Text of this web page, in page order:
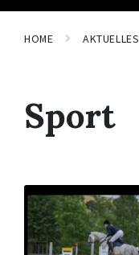
HOME AKTUELLES
Sport
Mehr
erfahren